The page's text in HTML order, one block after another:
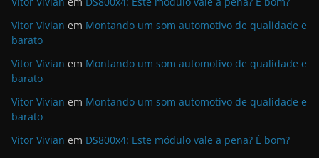
Vitor Vivian em Montando um som automotivo de qualidade e
barato
Vitor Vivian em Montando um som automotivo de qualidade e
barato
Vitor Vivian em Montando um som automotivo de qualidade e
barato
Vitor Vivian em DS800x4: Este módulo vale a pena? É bom?